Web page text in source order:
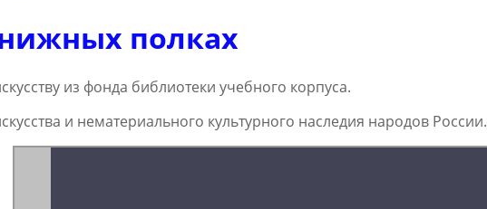
полках
из фонда библиотеки учебного корпуса.
и нематериального культурного наследия народов России.